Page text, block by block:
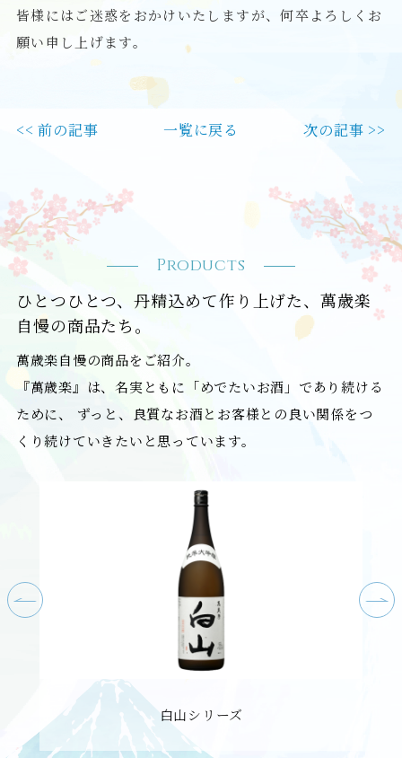
皆様にはご迷惑をおかけいたしますが、何卒よろしくお
願い申し上げます。
<< 前の記事 一覧に戻る 次の記事 >>
Products
ひとつひとつ、丹精込めて作り上げた、萬歳楽
自慢の商品たち。
萬歳楽自慢の商品をご紹介。
『萬歳楽』は、名実ともに「めでたいお酒」であり続ける
ために、
ずっと、良質なお酒とお客様との良い関係をつ
くり続けていきたいと思っています。
白山シリーズ